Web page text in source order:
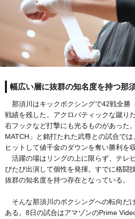
幅広い層に抜群の知名度を持つ那須
那須川はキックボクシングで42戦全勝
戦績を残した。アクロバティックな蹴り
右フックなど打撃にも光るものがあった
MATCH」と銘打たれた武尊との試合で
ヒットして値千金のダウンを奪い勝利を
活躍の場はリングの上に限らず、テレ
びたび出演して個性を発揮。すでに格闘
抜群の知名度を持つ存在となっている。
そんな那須川のボクシングへの転向だ
ある。8日の試合はアマゾンのPrime